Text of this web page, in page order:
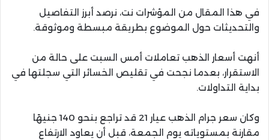
في هذا المقال من المؤشرات نت، نرصد أبرز التفاصيل
والتحديثات حول الموضوع بطريقة مبسطة وموثوقة.
أنهت أسعار الذهب تعاملات أمس السبت على حالة من
الاستقرار، بعدما نجحت في تقليص الخسائر التي سجلتها في
بداية التداولات.
وكان سعر جرام الذهب عيار 21 قد تراجع بنحو 140 جنيهًا
مقارنة بمستوياته يوم الجمعة، قبل أن يعاود الارتفاع